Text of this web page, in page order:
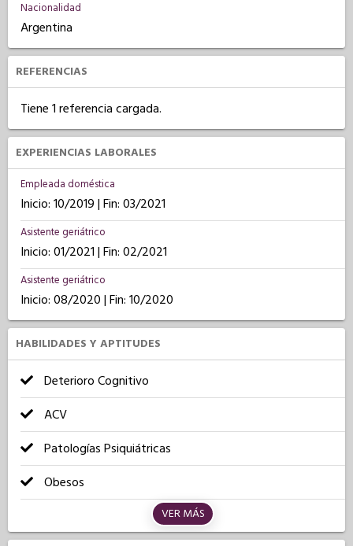
Nacionalidad
Argentina
REFERENCIAS
Tiene 1 referencia cargada.
EXPERIENCIAS LABORALES
Empleada doméstica
Inicio: 10/2019 | Fin: 03/2021
Asistente geriátrico
Inicio: 01/2021 | Fin: 02/2021
Asistente geriátrico
Inicio: 08/2020 | Fin: 10/2020
HABILIDADES Y APTITUDES
Deterioro Cognitivo
ACV
Patologías Psiquiátricas
Obesos
VER MÁS